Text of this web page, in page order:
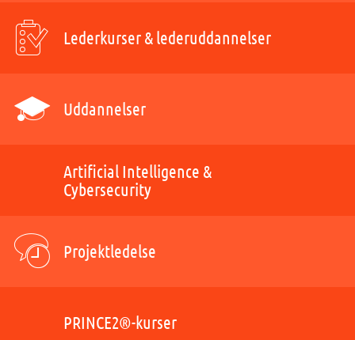
Lederkurser & lederuddannelser
Uddannelser
Artificial Intelligence &
Cybersecurity
Projektledelse
PRINCE2®-kurser